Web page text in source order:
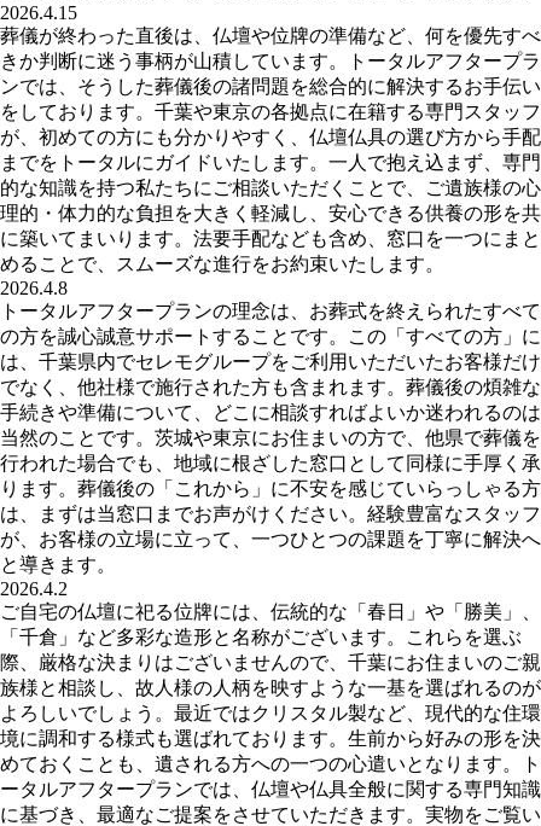
2026.4.15
葬儀が終わった直後は、仏壇や位牌の準備など、何を優先すべ
きか判断に迷う事柄が山積しています。トータルアフタープラ
ンでは、そうした葬儀後の諸問題を総合的に解決するお手伝い
をしております。千葉や東京の各拠点に在籍する専門スタッフ
が、初めての方にも分かりやすく、仏壇仏具の選び方から手配
までをトータルにガイドいたします。一人で抱え込まず、専門
的な知識を持つ私たちにご相談いただくことで、ご遺族様の心
理的・体力的な負担を大きく軽減し、安心できる供養の形を共
に築いてまいります。法要手配なども含め、窓口を一つにまと
めることで、スムーズな進行をお約束いたします。
2026.4.8
トータルアフタープランの理念は、お葬式を終えられたすべて
の方を誠心誠意サポートすることです。この「すべての方」に
は、千葉県内でセレモグループをご利用いただいたお客様だけ
でなく、他社様で施行された方も含まれます。葬儀後の煩雑な
手続きや準備について、どこに相談すればよいか迷われるのは
当然のことです。茨城や東京にお住まいの方で、他県で葬儀を
行われた場合でも、地域に根ざした窓口として同様に手厚く承
ります。葬儀後の「これから」に不安を感じていらっしゃる方
は、まずは当窓口までお声がけください。経験豊富なスタッフ
が、お客様の立場に立って、一つひとつの課題を丁寧に解決へ
と導きます。
2026.4.2
ご自宅の仏壇に祀る位牌には、伝統的な「春日」や「勝美」、
「千倉」など多彩な造形と名称がございます。これらを選ぶ
際、厳格な決まりはございませんので、千葉にお住まいのご親
族様と相談し、故人様の人柄を映すような一基を選ばれるのが
よろしいでしょう。最近ではクリスタル製など、現代的な住環
境に調和する様式も選ばれております。生前から好みの形を決
めておくことも、遺される方への一つの心遣いとなります。ト
ータルアフタープランでは、仏壇や仏具全般に関する専門知識
に基づき、最適なご提案をさせていただきます。実物をご覧い